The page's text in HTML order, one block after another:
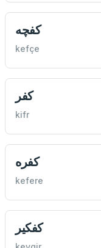
كفچه
kefçe
كفر
kifr
كفره
kefere
كفكير